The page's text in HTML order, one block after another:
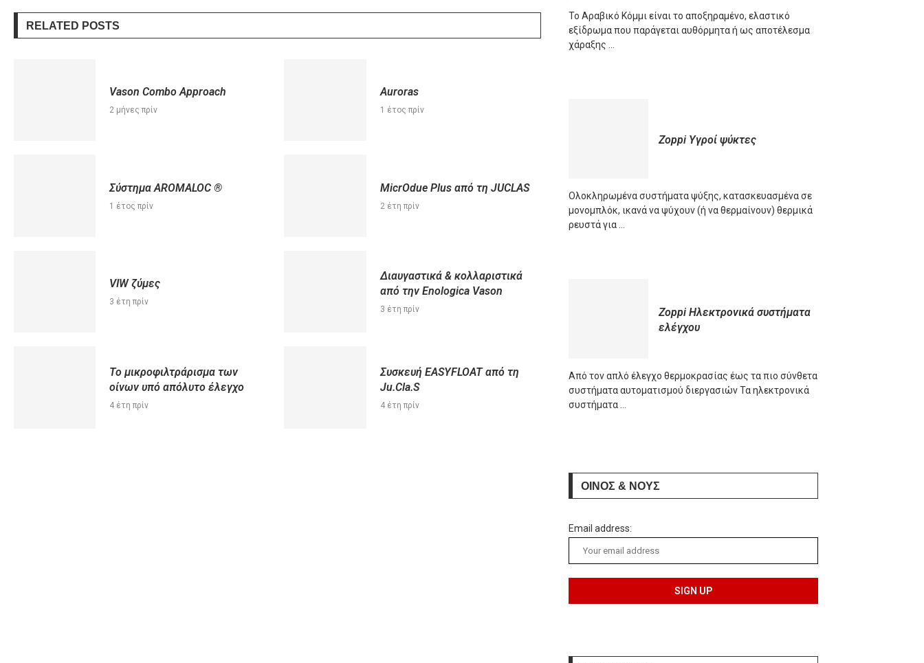
RELATED POSTS
Vason Combo Approach
2 μήνες πρίν
Auroras
1 έτος πρίν
Σύστημα AROMALOC ®
1 έτος πρίν
MicrOdue Plus από τη JUCLAS
2 έτη πρίν
VIW ζύμες
3 έτη πρίν
Διαυγαστικά & κολλαριστικά
από την Enologica Vason
3 έτη πρίν
Το μικροφιλτράρισμα των
οίνων υπό απόλυτο έλεγχο
4 έτη πρίν
Συσκευή EASYFLOAT από τη
Ju.Cla.S
4 έτη πρίν
Το Αραβικό Κόμμι είναι το αποξηραμένο, ελαστικό
εξίδρωμα που παράγεται αυθόρμητα ή ως αποτέλεσμα
χάραξης …
Zoppi Υγροί ψύκτες
Oλοκληρωμένα συστήματα ψύξης, κατασκευασμένα σε
μονομπλόκ, ικανά να ψύχουν (ή να θερμαίνουν) θερμικά
ρευστά για …
Zoppi Ηλεκτρονικά συστήματα
ελέγχου
Από τον απλό έλεγχο θερμοκρασίας έως τα πιο σύνθετα
συστήματα αυτοματισμού διεργασιών Τα ηλεκτρονικά
συστήματα …
ΟΙΝΟΣ & ΝΟΥΣ
Email address: